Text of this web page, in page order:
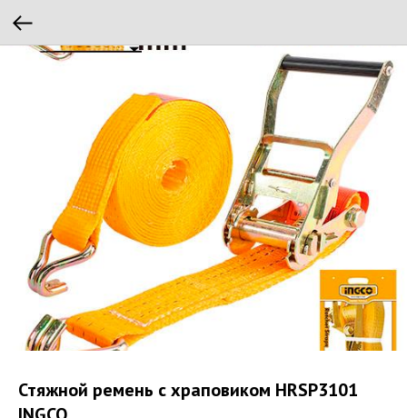
Стяжной ремень с храповиком HRSP3101